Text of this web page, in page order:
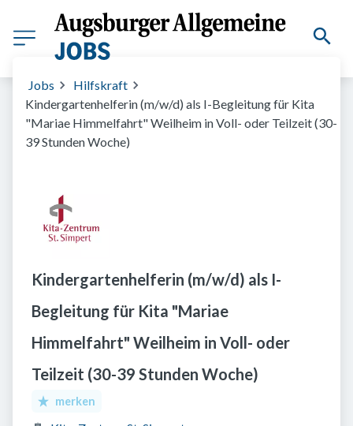
Jobs
Hilfskraft
Kindergartenhelferin (m/w/d) als I-Begleitung für Kita
"Mariae Himmelfahrt" Weilheim in Voll- oder Teilzeit (30-
39 Stunden Woche)
Kindergartenhelferin (m/w/d) als I-
Begleitung für Kita "Mariae
Himmelfahrt" Weilheim in Voll- oder
Teilzeit (30-39 Stunden Woche)
merken